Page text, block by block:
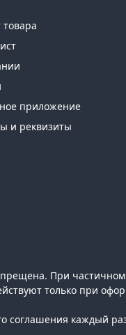
товара
приложение
и реквизиты
При частичном
только при
соглашения каждый